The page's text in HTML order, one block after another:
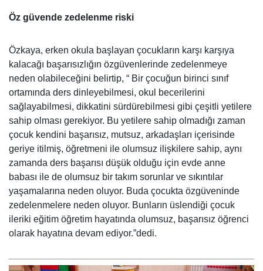
Öz güvende zedelenme riski
Özkaya, erken okula başlayan çocukların karşı karşıya
kalacağı başarısızlığın özgüvenlerinde zedelenmeye
neden olabileceğini belirtip, “ Bir çocuğun birinci sınıf
ortamında ders dinleyebilmesi, okul becerilerini
sağlayabilmesi, dikkatini sürdürebilmesi gibi çeşitli yetilere
sahip olması gerekiyor. Bu yetilere sahip olmadığı zaman
çocuk kendini başarısız, mutsuz, arkadaşları içerisinde
geriye itilmiş, öğretmeni ile olumsuz ilişkilere sahip, aynı
zamanda ders başarısı düşük olduğu için evde anne
babası ile de olumsuz bir takım sorunlar ve sıkıntılar
yaşamalarına neden oluyor. Buda çocukta özgüveninde
zedelenmelere neden oluyor. Bunların üslendiği çocuk
ileriki eğitim öğretim hayatında olumsuz, başarısız öğrenci
olarak hayatına devam ediyor.”dedi.